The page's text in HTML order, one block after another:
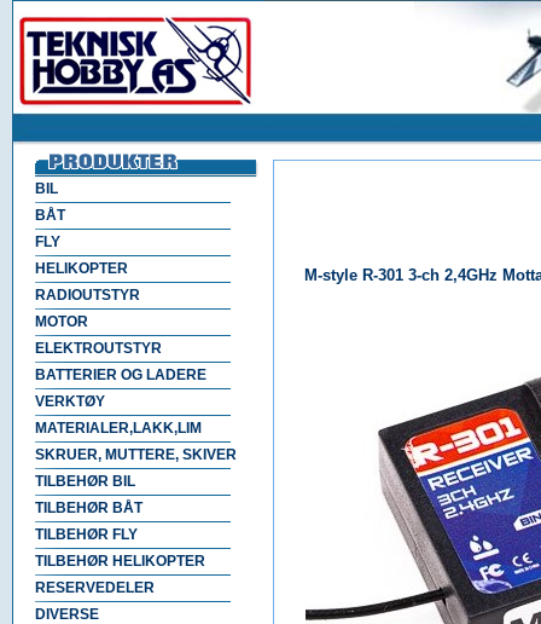
BIL
BÅT
FLY
HELIKOPTER
RADIOUTSTYR
MOTOR
ELEKTROUTSTYR
BATTERIER OG LADERE
VERKTØY
MATERIALER,LAKK,LIM
SKRUER, MUTTERE, SKIVER
TILBEHØR BIL
TILBEHØR BÅT
TILBEHØR FLY
TILBEHØR HELIKOPTER
RESERVEDELER
DIVERSE
M-style R-301 3-ch 2,4GHz